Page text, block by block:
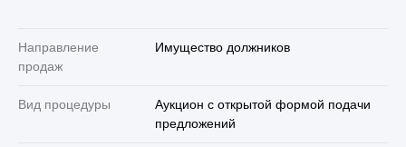
Направление
продаж
Имущество должников
Вид процедуры
Аукцион с открытой формой подачи
предложений